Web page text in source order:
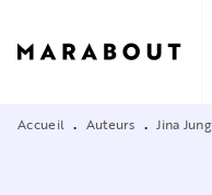
Accueil • Auteurs • Jina Jung